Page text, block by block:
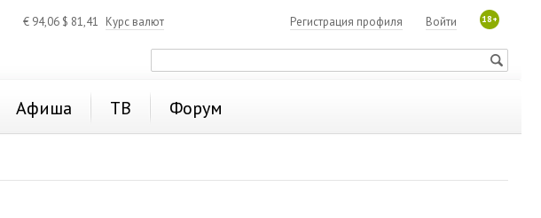
€ 94,06 $ 81,41 Курс валют 18+
Войти
Регистрация профиля
Афиша ТВ Форум